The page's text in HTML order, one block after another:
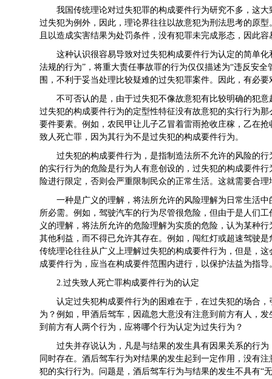
我国传统理论对过失犯罪的构成要件行为研究不多，这
过失犯为例外，因此，理论界往往以故意犯为刑法思考的原
且以造成实害结果为处罚条件，没有犯罪未完成形态，因此
这种认识很容易导致对过失犯构成要件行为认定的简单
法规的行为”，将重大责任事故罪的行为仅仅描述为“违反安
围，不利于妥当处理比较疑难的过失犯罪案件。因此，有必
不可否认的是，由于过失犯不像故意犯有比较明确的犯
过失犯的构成要件行为的定型性特征没有故意犯的实行行为
要件要素。例如，农民甲让儿子乙冒着雷雨抢收庄稼，乙在
致人死亡罪，因为其行为不是过失犯的构成要件行为。
过失犯的构成要件行为，是指制造法所不允许的风险的
的实行行为的危险是行为人有意创设的，过失犯的构成要件
险进行限定，否则会严重限制民众的正常生活。这就需要合
一种是广义的理解，将法所允许的风险理解为日常生活
所必需。例如，驾驶汽车的行为尽管很危险，但由于是人们
义的理解，将法所允许的危险理解为实质的危险，认为某种
其他利益，而不得已允许其存在。例如，闯红灯或超速驾驶
传统理论往往从广义上理解过失犯的构成要件行为，但是，
成要件行为，应当在构成要件范围内进行，以保护法益为指
2.过失致人死亡罪构成要件行为的认定
认定过失犯构成要件行为的困难在于，在过失犯的场合
为？例如，甲酒后驾车，因疏忽大意没有注意到前方有人，
到前方有人两个行为，应将哪个行为认定为过失行为？
过失并存说认为，凡是与结果的发生具有因果关系的行
同时存在。酒后驾车行为对结果的发生起到一定作用，没有
犯的实行行为。问题是，酒后驾车行为与结果的发生不具有“